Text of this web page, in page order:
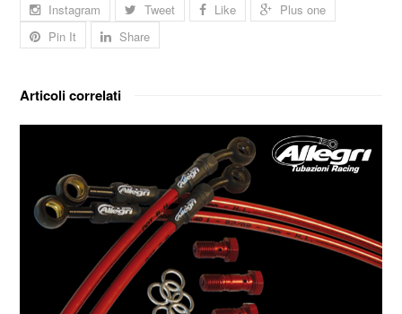
Instagram Tweet Like
Plus one
Pin It
Share
Articoli correlati